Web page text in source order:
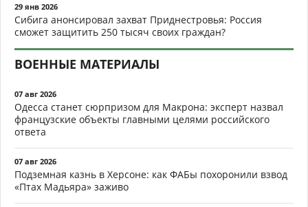
29 янв 2026
Сибига анонсировал захват Приднестровья: Россия
сможет защитить 250 тысяч своих граждан?
ВОЕННЫЕ МАТЕРИАЛЫ
07 авг 2026
Одесса станет сюрпризом для Макрона: эксперт назвал
французские объекты главными целями российского
ответа
07 авг 2026
Подземная казнь в Херсоне: как ФАБы похоронили взвод
«Птах Мадьяра» заживо